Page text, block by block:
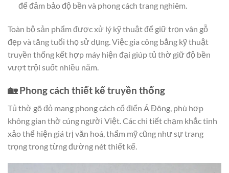
để đảm bảo độ bền và phong cách trang nghiêm.
Toàn bộ sản phẩm được xử lý kỹ thuật để giữ trọn vân gỗ
đẹp và tăng tuổi thọ sử dụng. Việc gia công bằng kỹ thuật
truyền thống kết hợp máy hiện đại giúp tủ thờ giữ độ bền
vượt trội suốt nhiều năm.
🏡 Phong cách thiết kế truyền thống
Tủ thờ gõ đỏ mang phong cách cổ điển Á Đông, phù hợp
không gian thờ cúng người Việt. Các chi tiết chạm khắc tinh
xảo thể hiện giá trị văn hoá, thẩm mỹ cũng như sự trang
trọng trong từng đường nét thiết kế.